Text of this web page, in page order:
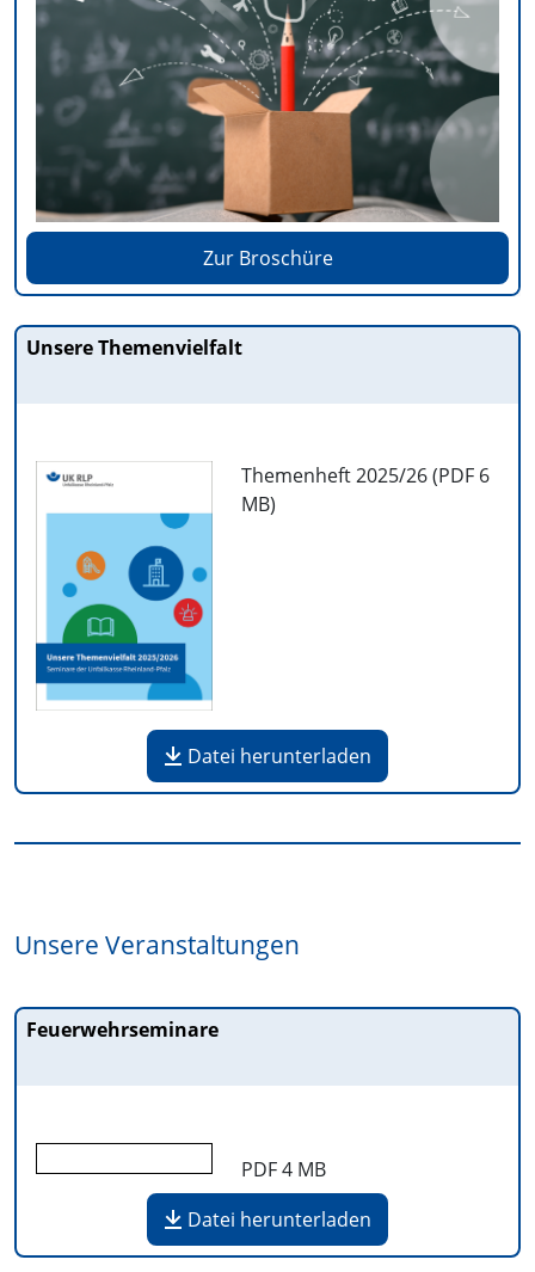
Zur Broschüre
Unsere Themenvielfalt
Themenheft 2025/26 (PDF6
MB)
Datei herunterladen
Unsere Veranstaltungen
Feuerwehrseminare
PDF4 MB
Datei herunterladen